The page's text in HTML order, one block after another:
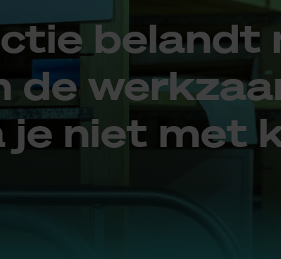
de
je niet met